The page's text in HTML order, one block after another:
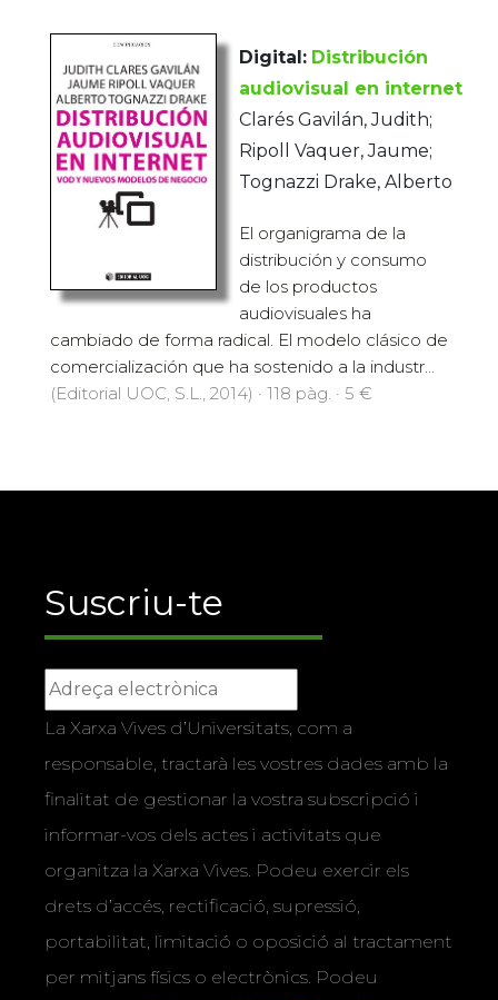
Digital: Distribución
audiovisual en internet
Clarés Gavilán, Judith;
Ripoll Vaquer, Jaume;
Tognazzi Drake, Alberto
El organigrama de la
distribución y consumo
de los productos
audiovisuales ha
cambiado de forma radical. El modelo clásico de
comercialización que ha sostenido a la industr...
(Editorial UOC, S.L., 2014) · 118 pàg. · 5 €
Suscriu-te
La Xarxa Vives d’Universitats, com a
responsable, tractarà les vostres dades amb la
finalitat de gestionar la vostra subscripció i
informar-vos dels actes i activitats que
organitza la Xarxa Vives. Podeu exercir els
drets d’accés, rectificació, supressió,
portabilitat, limitació o oposició al tractament
per mitjans físics o electrònics. Podeu